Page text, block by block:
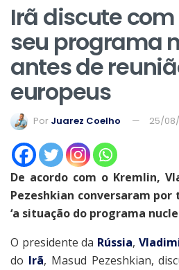
Irã discute com
seu programa
antes de
europeus
Por Juarez Coelho 25/
De acordo com o Kremlin,
Pezeshkian conversaram
‘a situação do programa
O presidente da Rússia,
do Irã, Masud Pezeshkian,